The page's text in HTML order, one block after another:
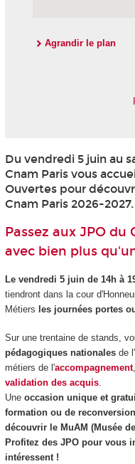
Agrandir le plan
Du vendredi 5 juin au
Cnam Paris vous
Ouvertes pour
Cnam Paris 2026-2027.
Passez aux JPO du
avec bien plus
Le vendredi 5 juin de 14h à
tiendront dans la cour
Métiers les journées portes
Sur une trentaine de stands,
pédagogiques nationalesde
métiers de l'accompagnement
validation des acquis.
Une occasion unique et
formation ou de
découvrir le MuAM (Musée
Profitez des JPO pour vous
intéressent !